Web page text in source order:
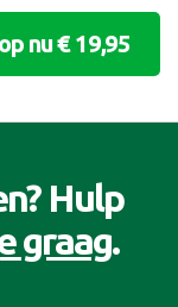
nu € 19,95
Hulp
graag.